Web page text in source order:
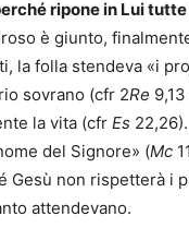
ripone in Lui
è giunto,
la folla stendeva «i
sovrano (cfr 2Re
la vita (cfr Es
del Signore» (Mc
Gesù non rispetterà i
attendevano.